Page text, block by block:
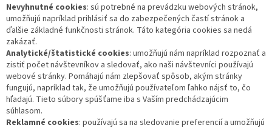
Nevyhnutné cookies: sú potrebné na prevádzku webových stránok,
umožňujú napríklad prihlásiť sa do zabezpečených častí stránok a
ďalšie základné funkčnosti stránok. Táto kategória cookies sa nedá
zakázať.
Analytické/štatistické cookies: umožňujú nám napríklad rozpoznať a
zistiť počet návštevníkov a sledovať, ako naši návštevníci používajú
webové stránky. Pomáhajú nám zlepšovať spôsob, akým stránky
fungujú, napríklad tak, že umožňujú používateľom ľahko nájsť to, čo
hľadajú. Tieto súbory spúšťame iba s Vaším predchádzajúcim
súhlasom.
Reklamné cookies: používajú sa na sledovanie preferencií a umožňujú